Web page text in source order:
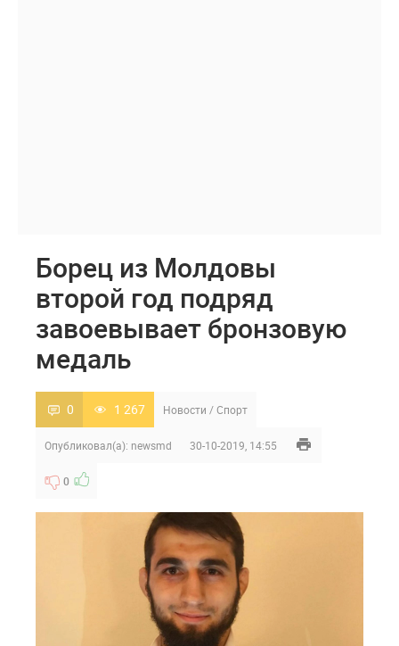
Борец из Молдовы
второй год подряд
завоевывает бронзовую
медаль
0 1 267 Новости /Спорт
Опубликовал(а): newsmd 30-10-2019, 14:55
0